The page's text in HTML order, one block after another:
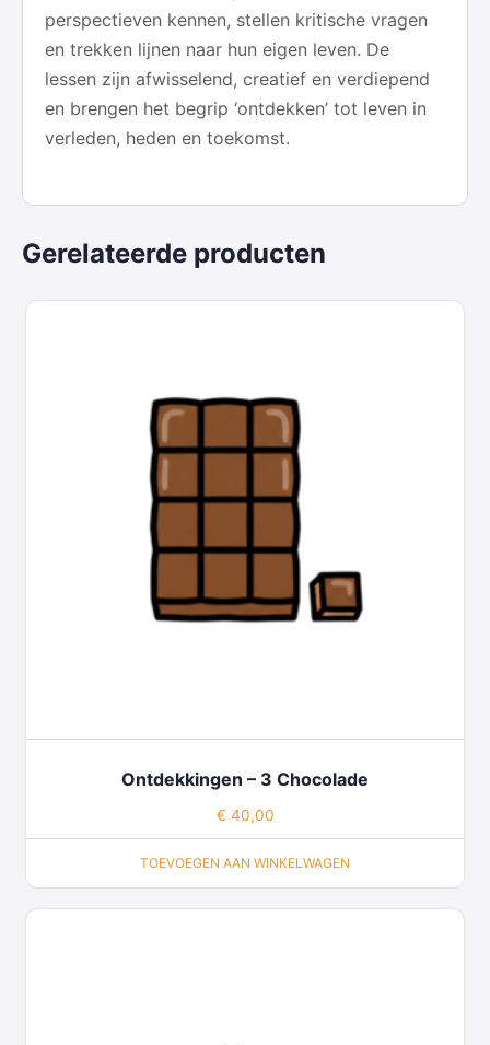
perspectieven kennen, stellen kritische vragen
en trekken lijnen naar hun eigen leven. De
lessen zijn afwisselend, creatief en verdiepend
en brengen het begrip ‘ontdekken’ tot leven in
verleden, heden en toekomst.
Gerelateerde producten
Ontdekkingen – 3 Chocolade
€ 40,00
TOEVOEGEN AAN WINKELWAGEN